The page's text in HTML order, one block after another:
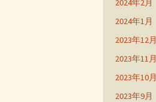
2024年2月
2024年1月
2023年12月
2023年11月
2023年10月
2023年9月